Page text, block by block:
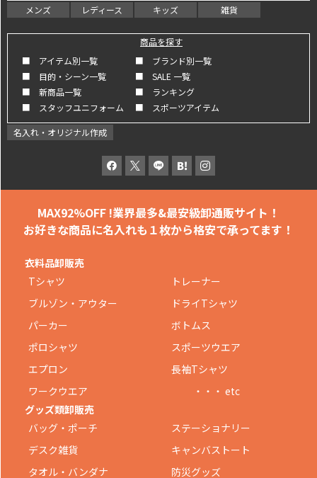
メンズ レディース キッズ 雑貨
商品を探す
■ アイテム別一覧
■ ブランド別一覧
■ 目的・シーン一覧
■ SALE 一覧
■ 新商品一覧
■ ランキング
■ スタッフユニフォーム
■ スポーツアイテム
名入れ・オリジナル作成
MAX92%OFF !業界最多&最安級卸通販サイト！
お好きな商品に名入れも １枚から格安で承ってます！
衣料品卸販売
Tシャツ
トレーナー
ブルゾン・アウター
ドライTシャツ
パーカー
ボトムス
ポロシャツ
スポーツウエア
エプロン
長袖Tシャツ
ワークウエア
・・・ etc
グッズ類卸販売
バッグ・ポーチ
ステーショナリー
デスク雑貨
キャンバストート
タオル・バンダナ
防災グッズ